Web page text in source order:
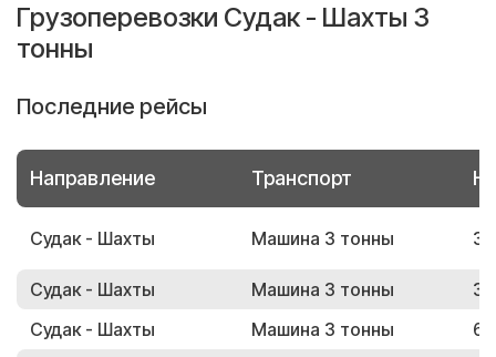
Грузоперевозки Судак - Шахты 3
тонны
Последние рейсы
Направление Транспорт
Судак - Шахты Машина 3 тонны
Судак - Шахты Машина 3 тонны
Судак - Шахты
Машина 3 тонны